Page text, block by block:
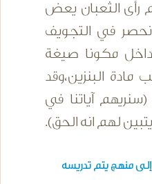
رأى الثعبان يعض
في التجويف
مكونا صيغة
مادة البنزين،وقد
آياتنا في
لهم انه الحق).
منهج يتم تدريسه